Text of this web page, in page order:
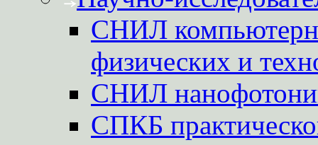
СНИЛ
физических и
СНИЛ
СПКБ